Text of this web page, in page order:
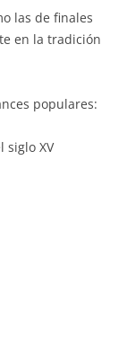
las de finales
en la tradición
populares:
siglo XV